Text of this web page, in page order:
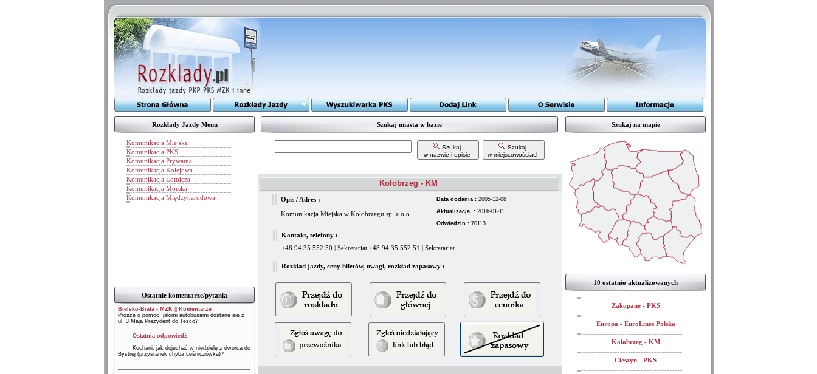
Rozkłady Jazdy Menu
Komunikacja Miejska
Komunikacja PKS
Komunikacja Prywatna
Komunikacja Kolejowa
Komunikacja Lotnicza
Komunikacja Morska
Komunikacja Międzynarodowa
Ostatnie komentarze/pytania
Bielsko-Biała - MZK||
Komentarze
Prosze o pomoc, jakimi autobusami dostanę się z
ul. 3 Maja Prezydent do Tesco?
Ostatnia odpowiedź
Kochani, jak dojechać w niedzielę z dworca do
Bystrej (przystanek chyba Leśniczówka)?
Szukaj miasta w bazie
Szukaj
w nazwie i opisie
Szukaj
w miejscowościach
Kołobrzeg - KM
Opis / Adres : Data dodania : 2005-12-08
Komunikacja Miejska w Kołobrzegu sp. z o.o. Aktualizacja : 2016-01-11
Odwiedzin : 70113
Kontakt, telefony :
+48 94 35 552 50 | Sekretariat +48 94 35 552 51 | Sekretariat
Rozkład jazdy, ceny biletów, uwagi, rozkład zapasowy :
Szukaj na mapie
10 ostatnio aktualizowanych
Zakopane - PKS
Europa - EuroLines Polska
Kołobrzeg - KM
Cieszyn - PKS